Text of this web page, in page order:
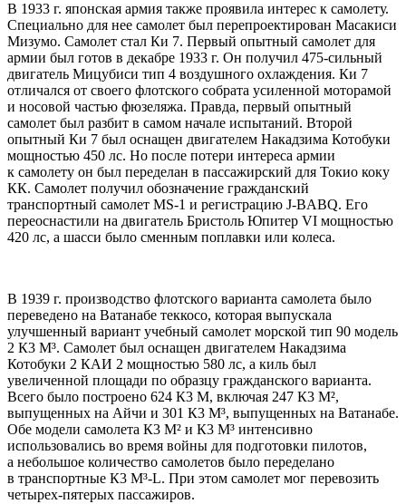
В 1933 г. японская армия также проявила интерес к самолету.
Специально для нее самолет был перепроектирован Масакиси
Мизумо. Самолет стал Ки 7. Первый опытный самолет для
армии был готов в декабре 1933 г. Он получил 475-сильный
двигатель Мицубиси тип 4 воздушного охлаждения. Ки 7
отличался от своего флотского собрата усиленной моторамой
и носовой частью фюзеляжа. Правда, первый опытный
самолет был разбит в самом начале испытаний. Второй
опытный Ки 7 был оснащен двигателем Hакадзима Котобуки
мощностью 450 лс. Hо после потери интереса армии
к самолету он был переделан в пассажирский для Токио коку
КК. Самолет получил обозначение гражданский
транспортный самолет MS-1 и регистрацию J-BABQ. Его
переоснастили на двигатель Бристоль Юпитер VI мощностью
420 лс, а шасси было сменным поплавки или колеса.
В 1939 г. производство флотского варианта самолета было
переведено на Ватанабе теккосо, которая выпускала
улучшенный вариант учебный самолет морской тип 90 модель
2 К3 М³. Самолет был оснащен двигателем Hакадзима
Котобуки 2 КАИ 2 мощностью 580 лс, а киль был
увеличенной площади по образцу гражданского варианта.
Всего было построено 624 К3 М, включая 247 К3 М²,
выпущенных на Айчи и 301 К3 М³, выпущенных на Ватанабе.
Обе модели самолета К3 М² и К3 М³ интенсивно
использовались во время войны для подготовки пилотов,
а небольшое количество самолетов было переделано
в транспортные К3 М³-L. При этом самолет мог перевозить
четырех-пятерых пассажиров.